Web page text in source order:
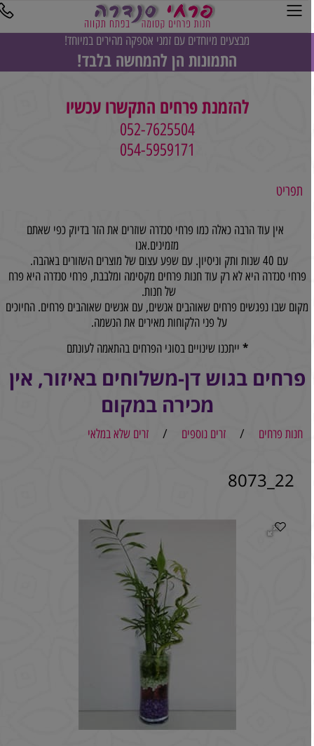
מבצעים מיוחדים עם זמני אספקה מהירים במיוחד!
התמונות הן להמחשה בלבד!
להזמנת פרחים התקשרו עכשיו
052-7625504
054-5959171
תפריט
אין עוד הרבה כאלה כמו פרחי סנדרה שוזרים את הזר בדיוק כפי שאתם
מזמינים.אנו
עם 40 שנות ותק וניסיון. עם שפע עצום של מוצרים השזורים באהבה.
פרחי סנדרה היא לא רק עוד חנות פרחים מקסימה ומלבבת, פרחי סנדרה היא פרח
של חנות.
מקום שבו נפגשים פרחים שאוהבים אנשים, עם אנשים שאוהבים פרחים. החיוכים
על פני הלקוחות מאירים את הנשמה.
*ייתכנו שינויים בסוגי הפרחים בהתאמה לעונתם
פרחים בגוש דן-משלוחים באיזור, אין
מכירה במקום
חנות פרחים / זרים נוספים / זרים שלא במלאי
22_8073